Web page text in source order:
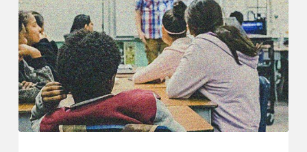
victoire
et
abandonne
les
poursuites
relatives
à